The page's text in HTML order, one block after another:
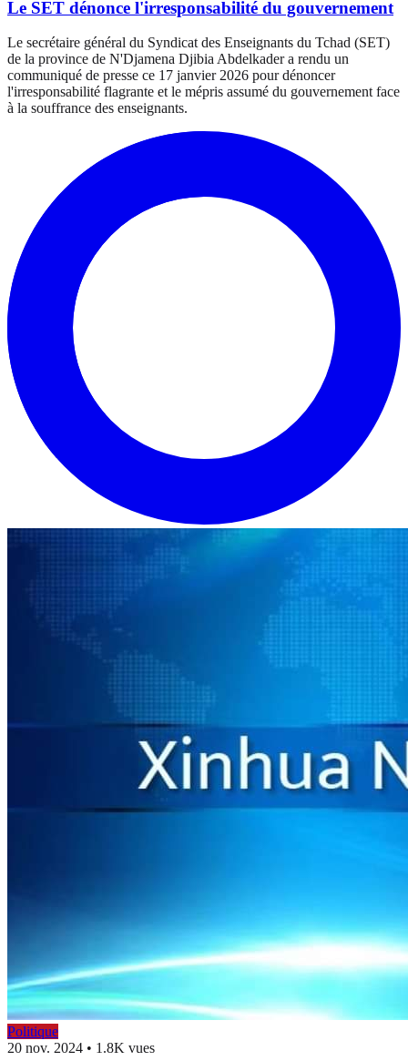
Le SET dénonce l'irresponsabilité du gouvernement
Le secrétaire général du Syndicat des Enseignants du Tchad (SET)
de la province de N'Djamena Djibia Abdelkader a rendu un
communiqué de presse ce 17 janvier 2026 pour dénoncer
l'irresponsabilité flagrante et le mépris assumé du gouvernement face
à la souffrance des enseignants.
Politique
20 nov. 2024 • 1.8K vues